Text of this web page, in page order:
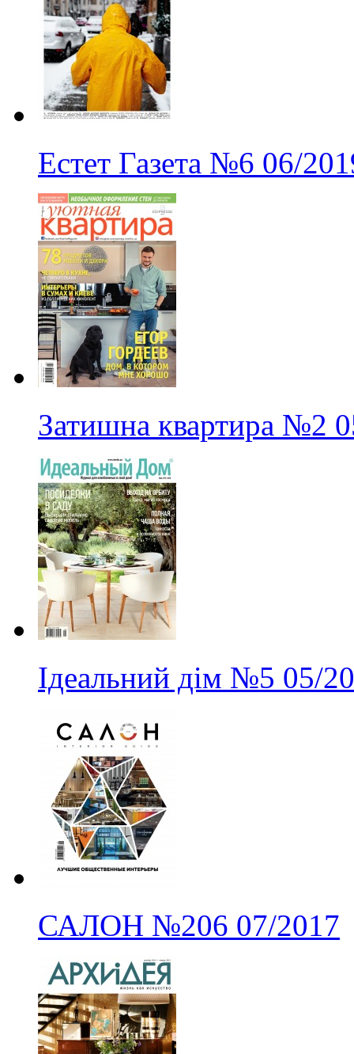
Естет Газета №6 06/
Затишна квартира №2
Ідеальний дім №5 05/
САЛОН №206 07/2017